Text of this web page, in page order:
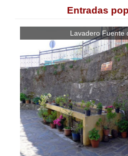
Entradas
Lavadero Fuente